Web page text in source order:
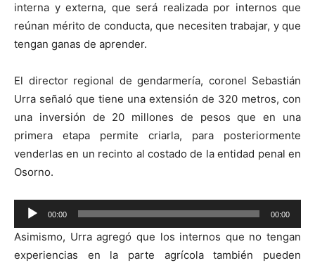
interna y externa, que será realizada por internos que
reúnan mérito de conducta, que necesiten trabajar, y que
tengan ganas de aprender.
El director regional de gendarmería, coronel Sebastián
Urra señaló que tiene una extensión de 320 metros, con
una inversión de 20 millones de pesos que en una
primera etapa permite criarla, para posteriormente
venderlas en un recinto al costado de la entidad penal en
Osorno.
Reproductor
de
audio
00:00 00:00
Asimismo, Urra agregó que los internos que no tengan
experiencias en la parte agrícola también pueden